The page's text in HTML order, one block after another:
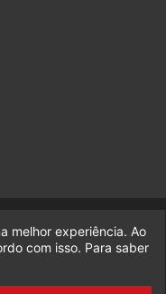
empresa da Legado
melhor experiência. Ao
com isso. Para saber